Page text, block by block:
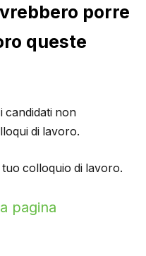
porre
queste
candidati non
di lavoro.
colloquio di lavoro.
pagina